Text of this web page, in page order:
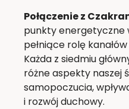
Połączenie z
punkty energetyczne
pełniące rolę
Każda z siedmiu
różne aspekty naszej
samopoczucia,
i rozwój duchowy.